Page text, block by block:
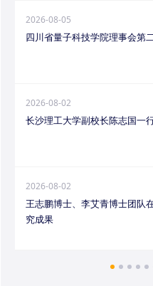
2026-08-05
四川省量子科技学院理事会第
2026-08-02
长沙理工大学副校长陈志国一
2026-08-02
王志鹏博士、李艾青博士团队
究成果